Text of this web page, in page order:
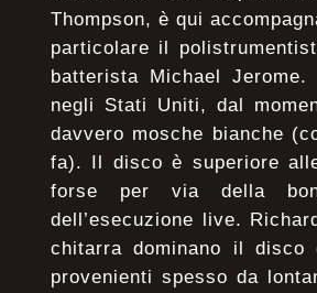
Thompson, è qui
particolare il
batterista Michael
negli Stati Uniti, dal
davvero mosche bianche
fa). Il disco è superiore
forse per via della
dell’esecuzione live.
chitarra dominano il disco
provenienti spesso da